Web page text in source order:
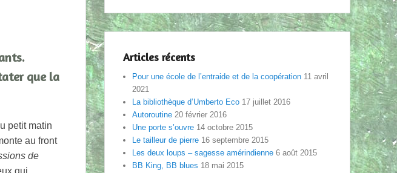
que la
petit matin
au front
de
qui
Articles récents
Pour une école de l’entraide et de la coopération 11 avril
2021
La bibliothèque d’Umberto Eco 17 juillet 2016
Autoroutine 20 février 2016
Une porte s’ouvre 14 octobre 2015
Le tailleur de pierre 16 septembre 2015
Les deux loups – sagesse amérindienne 6 août 2015
BB King, BB blues 18 mai 2015